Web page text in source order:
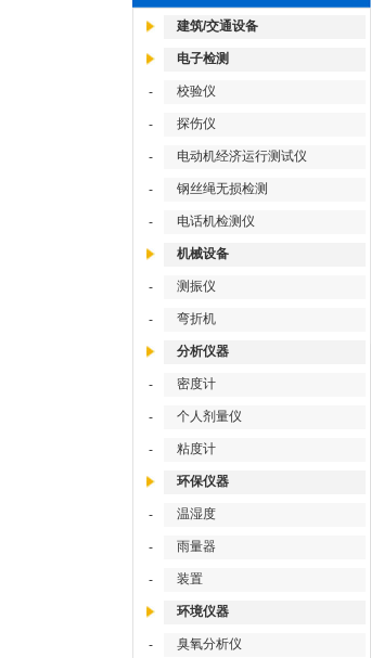
建筑/交通设备
电子检测
- 校验仪
- 探伤仪
- 电动机经济运行测试仪
- 钢丝绳无损检测
- 电话机检测仪
机械设备
- 测振仪
- 弯折机
分析仪器
- 密度计
- 个人剂量仪
- 粘度计
环保仪器
- 温湿度
- 雨量器
- 装置
环境仪器
- 臭氧分析仪